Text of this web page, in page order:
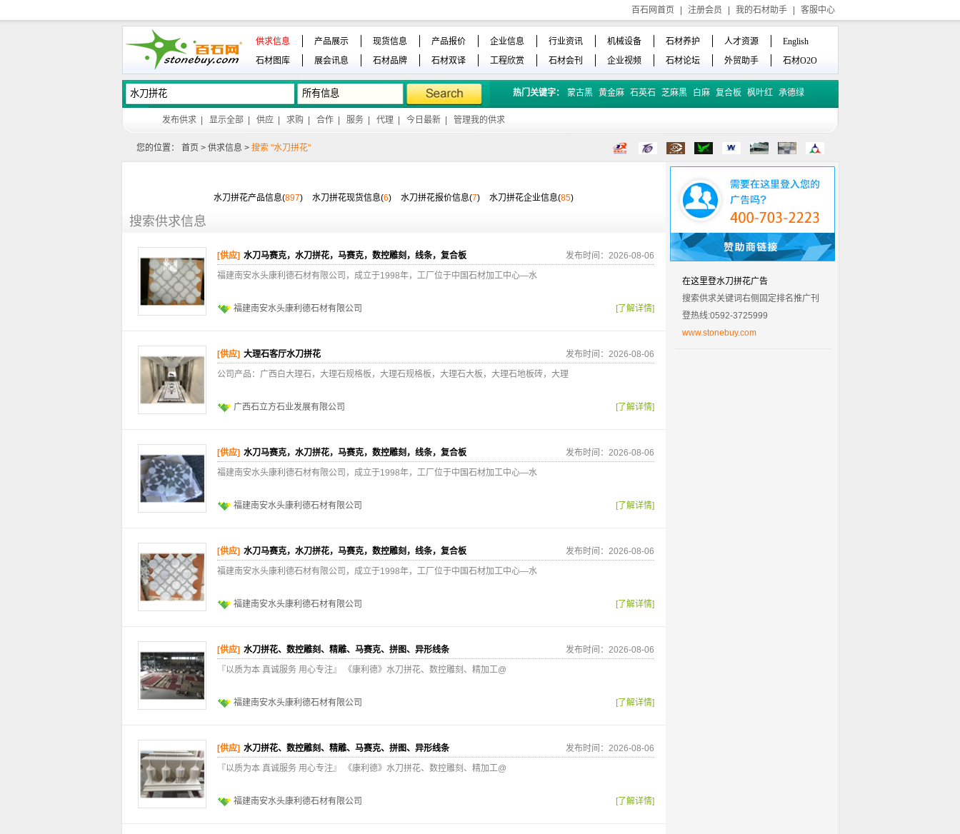
百石网首页 注册会员 我的石材助手 客服中心
供求信息 产品展示 现货信息 产品报价 企业信息 行业资讯 机械设备 石材养护 人才资源
English
石材图库
展会讯息 石材品牌 石材双译 工程欣赏 石材会刊 企业视频 石材论坛 外贸助手 石材O2O
热门关键字： 蒙古黑 黄金麻 石英石 芝麻黑 白麻 复合板 枫叶红 承德绿
发布供求 显示全部 供应 求购 合作 服务 代理 今日最新 管理我的供求
您的位置： 首页 > 供求信息 > 搜索 "水刀拼花"
水刀拼花产品信息(897) 水刀拼花现货信息(6) 水刀拼花报价信息(7) 水刀拼花企业信息(85)
搜索供求信息
[供应] 水刀马赛克，水刀拼花，马赛克，数控雕刻，线条，复合板
发布时间：2026-08-06
福建南安水头康利德石材有限公司，成立于1998年，工厂位于中国石材加工中心—水
福建南安水头康利德石材有限公司 [了解详情]
[供应] 大理石客厅水刀拼花
发布时间：2026-08-06
公司产品：广西白大理石，大理石规格板，大理石规格板，大理石大板，大理石地板砖，大理
广西石立方石业发展有限公司 [了解详情]
[供应] 水刀马赛克，水刀拼花，马赛克，数控雕刻，线条，复合板
发布时间：2026-08-06
福建南安水头康利德石材有限公司，成立于1998年，工厂位于中国石材加工中心—水
福建南安水头康利德石材有限公司 [了解详情]
[供应] 水刀马赛克，水刀拼花，马赛克，数控雕刻，线条，复合板
发布时间：2026-08-06
福建南安水头康利德石材有限公司，成立于1998年，工厂位于中国石材加工中心—水
福建南安水头康利德石材有限公司 [了解详情]
[供应] 水刀拼花、数控雕刻、精雕、马赛克、拼图、异形线条
发布时间：2026-08-06
『以质为本 真诚服务 用心专注』 《康利德》水刀拼花、数控雕刻、精加工@
福建南安水头康利德石材有限公司 [了解详情]
[供应] 水刀拼花、数控雕刻、精雕、马赛克、拼图、异形线条
发布时间：2026-08-06
『以质为本 真诚服务 用心专注』 《康利德》水刀拼花、数控雕刻、精加工@
福建南安水头康利德石材有限公司 [了解详情]
在这里登水刀拼花广告
搜索供求关键词右侧固定排名推广刊
登热线:0592-3725999
www.stonebuy.com